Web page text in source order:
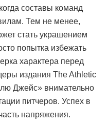
составы команд
Тем не менее,
стать украшением
попытка избежать
характера перед
издания The Athletic
Джейс» внимательно
питчеров. Успех в
напряжения.